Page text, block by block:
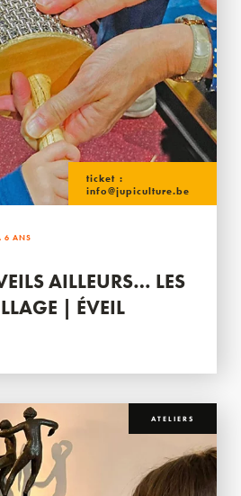
ticket :
info@jupiculture.be
6 ANS
AILLEURS… LES
| ÉVEIL
ATELIERS